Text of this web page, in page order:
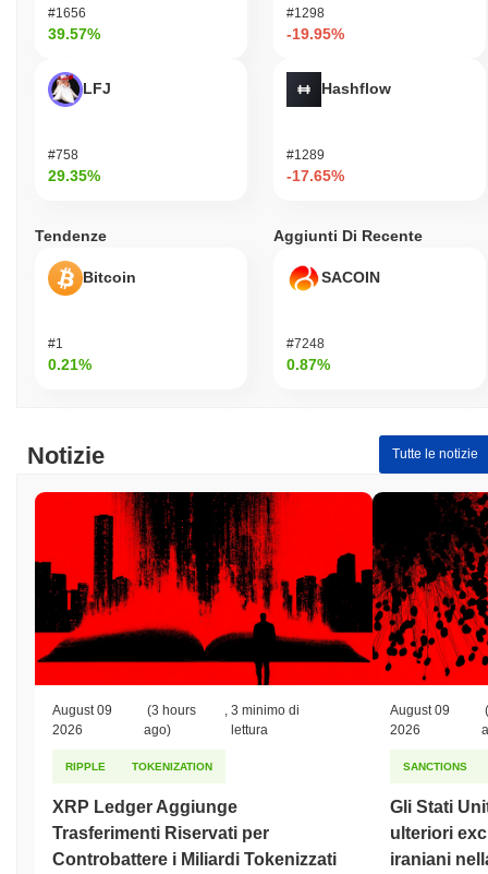
#1656
39.57%
LFJ
#758
29.35%
#1298
-19.95%
Hashflow
#1289
-17.65%
Tendenze
Bitcoin
#1
0.21%
Aggiunti Di Recente
SACOIN
#7248
0.87%
Notizie Tutte le notizie
August 09
2026
(3 hours
ago)
,3 minimo di
lettura
RIPPLE TOKENIZATION
XRP Ledger Aggiunge
Trasferimenti Riservati per
Controbattere i Miliardi Tokenizzati
August 09
2026
SANCTIONS
Gli Stati
ulteriori
iraniani